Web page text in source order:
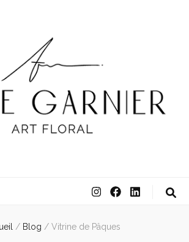
/ Blog / Vitrine de Pâques